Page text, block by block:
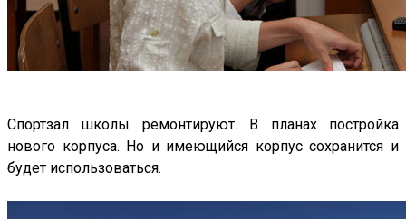
Спортзал школы ремонтируют. В планах постройка
нового корпуса. Но и имеющийся корпус сохранится и
будет использоваться.